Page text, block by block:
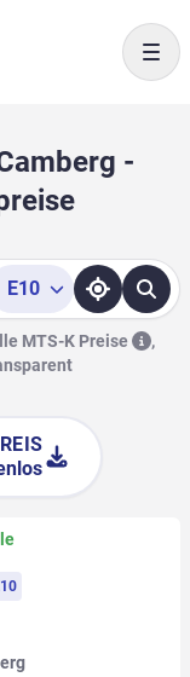
-
E10
MTS-K Preise
,